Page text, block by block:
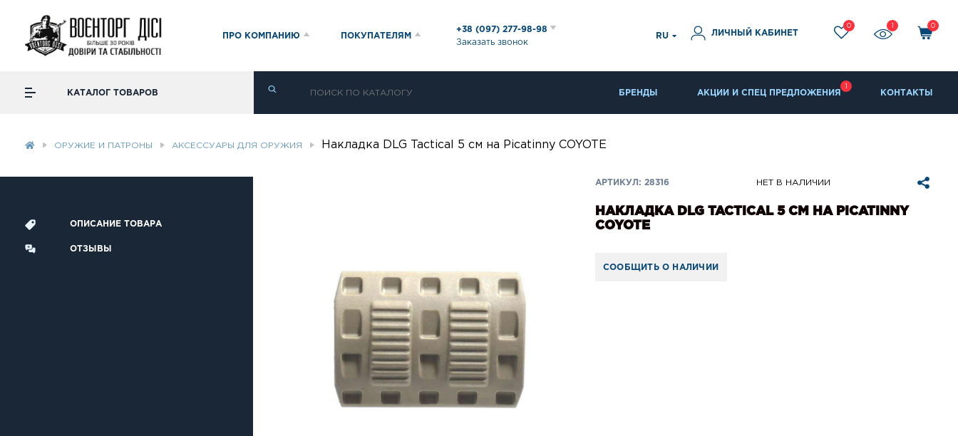
ПРО КОМПАНИЮ ПОКУПАТЕЛЯМ
+38 (097) 277-98-98
Заказать звонок
RU ЛИЧНЫЙ КАБИНЕТ
0 0
КАТАЛОГ ТОВАРОВ БРЕНДЫ АКЦИИ И СПЕЦ ПРЕДЛОЖЕНИЯ КОНТАКТЫ
ОРУЖИЕ И ПАТРОНЫ АКСЕССУАРЫ ДЛЯ ОРУЖИЯ Накладка DLG Tactical 5 см на Picatinny COYOTE
ОПИСАНИЕ ТОВАРА
ОТЗЫВЫ
АРТИКУЛ: 28316 НЕТ В НАЛИЧИИ
НАКЛАДКА DLG TACTICAL 5 СМ НА PICATINNY
COYOTE
СООБЩИТЬ О НАЛИЧИИ